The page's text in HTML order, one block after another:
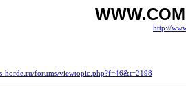
http://
horde.ru/forums/viewtopic.php?f=46&t=2198